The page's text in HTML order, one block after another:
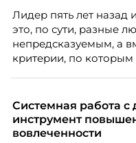
Лидер пять лет
это, по сути, разные
непредсказуемым, а
критерии, по которым
«свадебного
системы оценки часто
людей и как выявить
Системная работа с
инструмент
вовлеченности